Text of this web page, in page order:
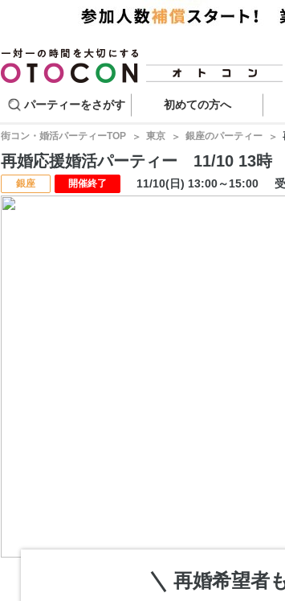
パーティーをさがす 初めての方へ
街コン・婚活パーティーTOP 東京 銀座のパーティー
再婚応援婚活パーティー 11/10 13
銀座 開催終了 11/10(日) 13:00～15:00
再婚希望者